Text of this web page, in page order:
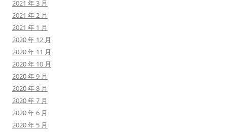
2021 年 3 月
2021 年 2 月
2021 年 1 月
2020 年 12 月
2020 年 11 月
2020 年 10 月
2020 年 9 月
2020 年 8 月
2020 年 7 月
2020 年 6 月
2020 年 5 月